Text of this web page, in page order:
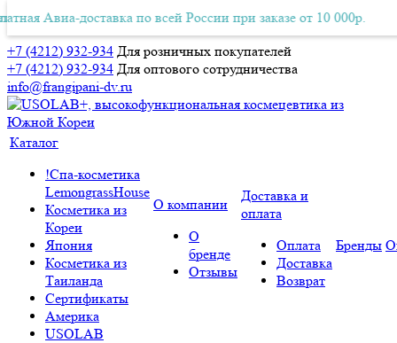
+7 (4212) 932-934 Для розничных покупателей
+7 (4212) 932-934 Для оптового сотрудничества
info@frangipani-dv.ru
Авиа-доставка по всей России при заказе от 10 000р.
Авиа-доставка по всей России при заказе от 10 000р.
Каталог
!Спа-косметика
LemongrassHouse
Косметика из
Кореи
Япония
Косметика из
Таиланда
Сертификаты
Америка
USOLAB
О компании
О
бренде
Отзывы
Доставка и
оплата
Оплата
Доставка
Возврат
Бренды